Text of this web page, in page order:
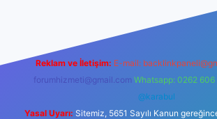
Reklam ve İletişim: E-mail:
forumhizmeti@gmail.com Whatsapp: 0262 606
@karabul
Yasal Uyarı: Sitemiz, 5651 Sayılı Kanun